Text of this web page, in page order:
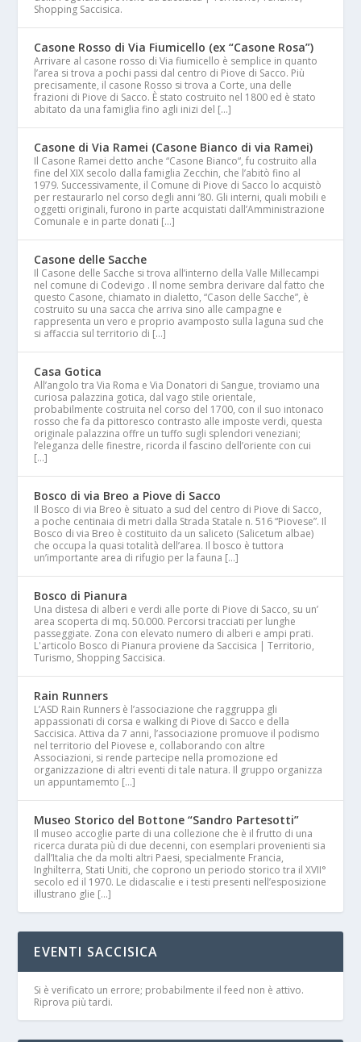
Shopping Saccisica.
Casone Rosso di Via Fiumicello (ex “Casone Rosa”)
Arrivare al casone rosso di Via fiumicello è semplice in quanto
l’area si trova a pochi passi dal centro di Piove di Sacco. Più
precisamente, il casone Rosso si trova a Corte, una delle
frazioni di Piove di Sacco. È stato costruito nel 1800 ed è stato
abitato da una famiglia fino agli inizi del […]
Casone di Via Ramei (Casone Bianco di via Ramei)
Il Casone Ramei detto anche “Casone Bianco“, fu costruito alla
fine del XIX secolo dalla famiglia Zecchin, che l’abitò fino al
1979. Successivamente, il Comune di Piove di Sacco lo acquistò
per restaurarlo nel corso degli anni ’80. Gli interni, quali mobili e
oggetti originali, furono in parte acquistati dall’Amministrazione
Comunale e in parte donati […]
Casone delle Sacche
Il Casone delle Sacche si trova all’interno della Valle Millecampi
nel comune di Codevigo . Il nome sembra derivare dal fatto che
questo Casone, chiamato in dialetto, “Cason delle Sacche”, è
costruito su una sacca che arriva sino alle campagne e
rappresenta un vero e proprio avamposto sulla laguna sud che
si affaccia sul territorio di […]
Casa Gotica
All’angolo tra Via Roma e Via Donatori di Sangue, troviamo una
curiosa palazzina gotica, dal vago stile orientale,
probabilmente costruita nel corso del 1700, con il suo intonaco
rosso che fa da pittoresco contrasto alle imposte verdi, questa
originale palazzina offre un tuffo sugli splendori veneziani;
l’eleganza delle finestre, ricorda il fascino dell’oriente con cui
[…]
Bosco di via Breo a Piove di Sacco
Il Bosco di via Breo è situato a sud del centro di Piove di Sacco,
a poche centinaia di metri dalla Strada Statale n. 516 “Piovese”. Il
Bosco di via Breo è costituito da un saliceto (Salicetum albae)
che occupa la quasi totalità dell’area. Il bosco è tuttora
un’importante area di rifugio per la fauna […]
Bosco di Pianura
Una distesa di alberi e verdi alle porte di Piove di Sacco, su un’
area scoperta di mq. 50.000. Percorsi tracciati per lunghe
passeggiate. Zona con elevato numero di alberi e ampi prati.
L'articolo Bosco di Pianura proviene da Saccisica | Territorio,
Turismo, Shopping Saccisica.
Rain Runners
L’ASD Rain Runners è l’associazione che raggruppa gli
appassionati di corsa e walking di Piove di Sacco e della
Saccisica. Attiva da 7 anni, l’associazione promuove il podismo
nel territorio del Piovese e, collaborando con altre
Associazioni, si rende partecipe nella promozione ed
organizzazione di altri eventi di tale natura. Il gruppo organizza
un appuntamemto […]
Museo Storico del Bottone “Sandro Partesotti”
Il museo accoglie parte di una collezione che è il frutto di una
ricerca durata più di due decenni, con esemplari provenienti sia
dall’Italia che da molti altri Paesi, specialmente Francia,
Inghilterra, Stati Uniti, che coprono un periodo storico tra il XVII°
secolo ed il 1970. Le didascalie e i testi presenti nell’esposizione
illustrano glie […]
EVENTI SACCISICA
Si è verificato un errore; probabilmente il feed non è attivo.
Riprova più tardi.